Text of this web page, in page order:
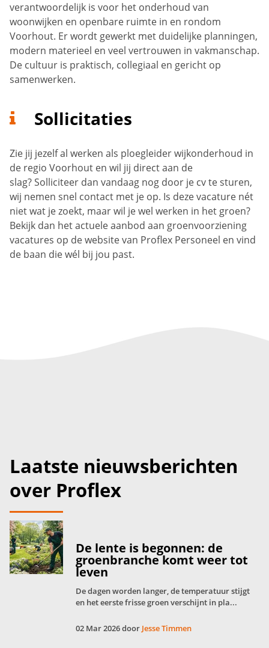
verantwoordelijk is voor het onderhoud van
woonwijken en openbare ruimte in en rondom
Voorhout. Er wordt gewerkt met duidelijke planningen,
modern materieel en veel vertrouwen in vakmanschap.
De cultuur is praktisch, collegiaal en gericht op
samenwerken.
Sollicitaties
Zie jij jezelf al werken als ploegleider wijkonderhoud in
de regio Voorhout en wil jij direct aan de
slag? Solliciteer dan vandaag nog door je cv te sturen,
wij nemen snel contact met je op. Is deze vacature nét
niet wat je zoekt, maar wil je wel werken in het groen?
Bekijk dan het actuele aanbod aan groenvoorziening
vacatures op de website van Proflex Personeel en vind
de baan die wél bij jou past.
Laatste nieuwsberichten
over Proflex
De lente is begonnen: de
groenbranche komt weer tot
leven
De dagen worden langer, de temperatuur stijgt
en het eerste frisse groen verschijnt in pla...
02 Mar 2026 door Jesse Timmen